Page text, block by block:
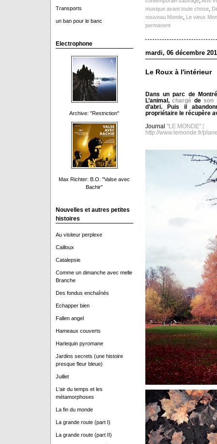
Transports
un ban pour le banc
Electrophone
Archive: "Restriction"
Max Richter: B.O. "Valse avec
Bachir"
Nouvelles et autres petites
histoires
Au visiteur perplexe
Cailloux
Catalepsie
Comme un dimanche avec melle
Branche
Des fondus enchaînés
Echapper bien
Fallen angel
Hameaux couverts
Harlequin pyromane
Jardins secrets (une histoire
presque fleur bleue)
Juillet
L'air du temps et les
métamorphoses
La fin du monde
La grande route (part I)
La grande route (part II)
musique avant toute chose,
nouveau Monde, Le vieux
permanent
mardi, 06 décembre
Le Roux à l'intérieur
Dans un parc de
L’animal,chargé de son
d’abri. Puis il
propriétaire le récupère
Journal "LE MONDE":
http://www.lemonde.fr/